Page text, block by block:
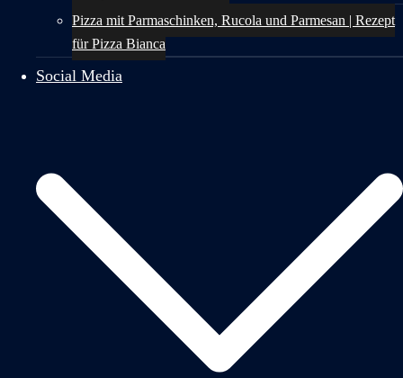
Pizza mit Parmaschinken, Rucola und Parmesan | Rezept
für Pizza Bianca
Social Media